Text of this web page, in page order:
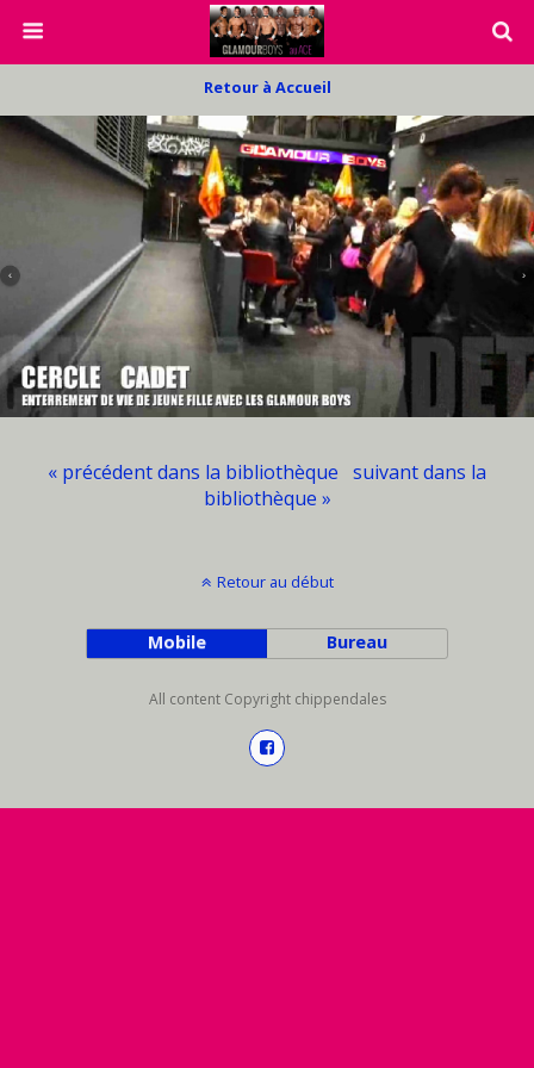
Retour à Accueil
« précédent dans la bibliothèque suivant dans la
bibliothèque »
Retour au début
Mobile Bureau
All content Copyright chippendales